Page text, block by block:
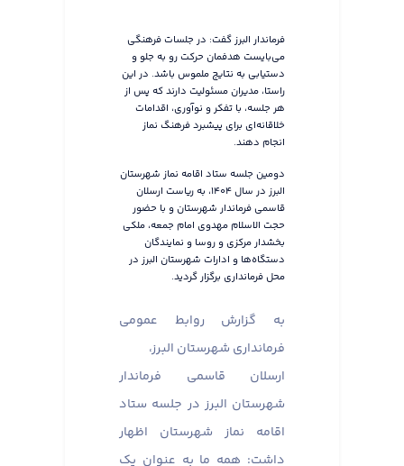
فرماندار البرز گفت: در جلسات فرهنگی
می‌بایست هدفمان حرکت رو به جلو و
دستیابی به نتایج ملموس باشد. در این
راستا، مدیران مسئولیت دارند که پس از
هر جلسه، با تفکر و نوآوری، اقدامات
خلاقانه‌ای برای پیشبرد فرهنگ نماز
انجام دهند.
دومین جلسه ستاد اقامه نماز شهرستان
البرز در سال ۱۴۰۴، به ریاست ارسلان
قاسمی فرماندار شهرستان و با حضور
حجت الاسلام مهدوی امام جمعه، ملکی
بخشدار مرکزی و روسا و نمایندگان
دستگاه‌ها و ادارات شهرستان البرز در
محل فرمانداری برگزار گردید.
به گزارش روابط عمومی
فرمانداری شهرستان البرز،
ارسلان قاسمی فرماندار
شهرستان البرز در جلسه ستاد
اقامه نماز شهرستان اظهار
داشت: همه ما به عنوان یک